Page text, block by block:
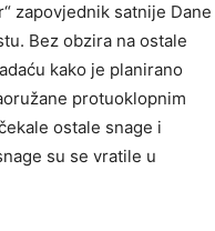
zapovjednik satnije Dane
Bez obzira na ostale
kako je planirano
protuoklopnim
ostale snage i
su se vratile u